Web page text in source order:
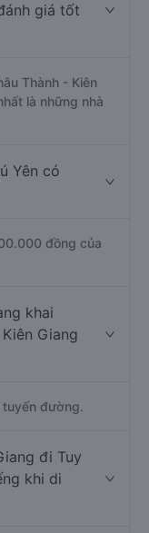
giá tốt
Thành - Kiên
là những nhà
Yên có
đồng của
khai
Giang
tuyến đường.
đi Tuy
khi di